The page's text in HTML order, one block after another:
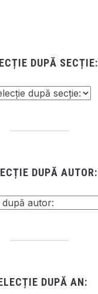
DUPĂ SECȚIE:
DUPĂ AUTOR:
DUPĂ AN: